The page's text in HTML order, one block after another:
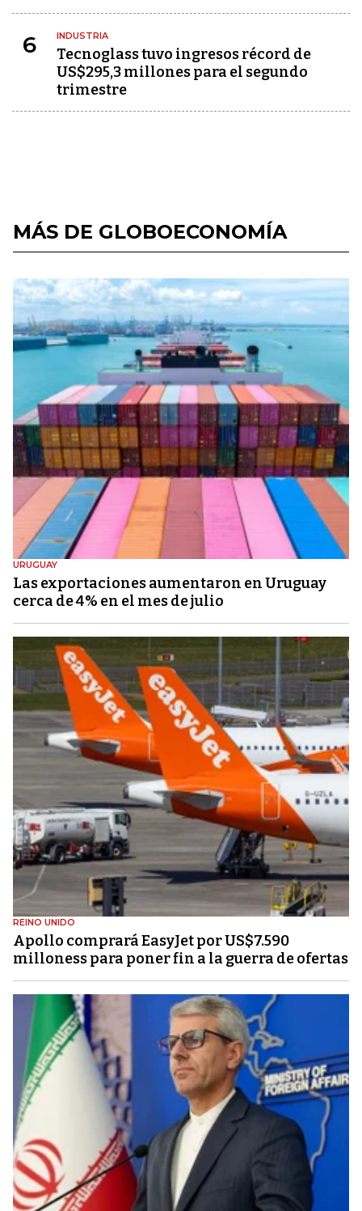
6 INDUSTRIA
Tecnoglass tuvo ingresos récord de
US$295,3 millones para el segundo
trimestre
MÁS DE GLOBOECONOMÍA
URUGUAY
Las exportaciones aumentaron en Uruguay
cerca de 4% en el mes de julio
REINO UNIDO
Apollo comprará EasyJet por US$7.590
milloness para poner fin a la guerra de ofertas